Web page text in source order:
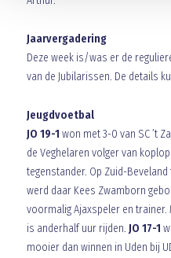
Jaarvergadering
Deze week is/was er de
van de Jubilarissen. De details
Jeugdvoetbal
JO 19-1 won met 3-0 van SC ’t
de Veghelaren volger van
tegenstander. Op Zuid-
werd daar Kees Zwamborn
voormalig Ajaxspeler en trainer.
is anderhalf uur rijden. JO 17-1
mooier dan winnen in Uden bij